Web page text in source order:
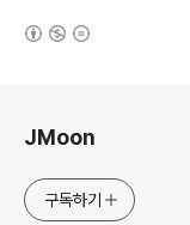
JMoon
구독하기